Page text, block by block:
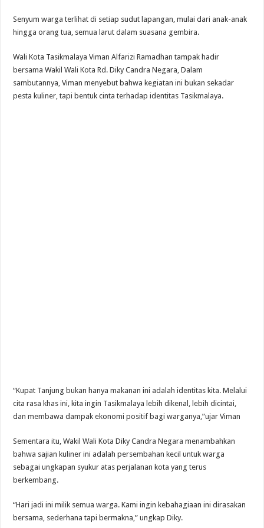
Senyum warga terlihat di setiap sudut lapangan, mulai dari anak-anak
hingga orang tua, semua larut dalam suasana gembira.
Wali Kota Tasikmalaya Viman Alfarizi Ramadhan tampak hadir
bersama Wakil Wali Kota Rd. Diky Candra Negara, Dalam
sambutannya, Viman menyebut bahwa kegiatan ini bukan sekadar
pesta kuliner, tapi bentuk cinta terhadap identitas Tasikmalaya.
“Kupat Tanjung bukan hanya makanan ini adalah identitas kita. Melalui
cita rasa khas ini, kita ingin Tasikmalaya lebih dikenal, lebih dicintai,
dan membawa dampak ekonomi positif bagi warganya,”ujar Viman
Sementara itu, Wakil Wali Kota Diky Candra Negara menambahkan
bahwa sajian kuliner ini adalah persembahan kecil untuk warga
sebagai ungkapan syukur atas perjalanan kota yang terus
berkembang.
“Hari jadi ini milik semua warga. Kami ingin kebahagiaan ini dirasakan
bersama, sederhana tapi bermakna,” ungkap Diky.